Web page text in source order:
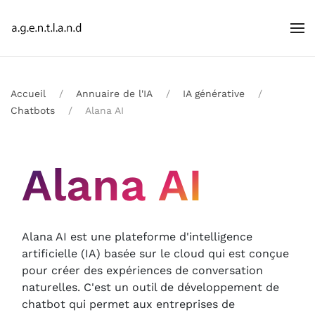
Accueil Annuaire de l'IA
IA générative
Chatbots
Alana AI
Alana AI
Alana AI est une plateforme d'intelligence
artificielle (IA) basée sur le cloud qui est conçue
pour créer des expériences de conversation
naturelles. C'est un outil de développement de
chatbot qui permet aux entreprises de